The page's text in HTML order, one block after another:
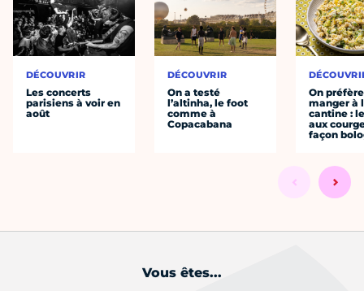
DÉCOUVRIR
Les concerts
parisiens à voir en
août
DÉCOUVRIR
On a testé
l’altinha, le foot
comme à
Copacabana
On préfère
manger à
cantine :
aux
façon
Vous êtes...